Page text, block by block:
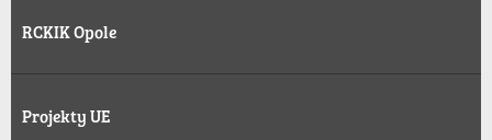
RCKIK Opole
Projekty UE